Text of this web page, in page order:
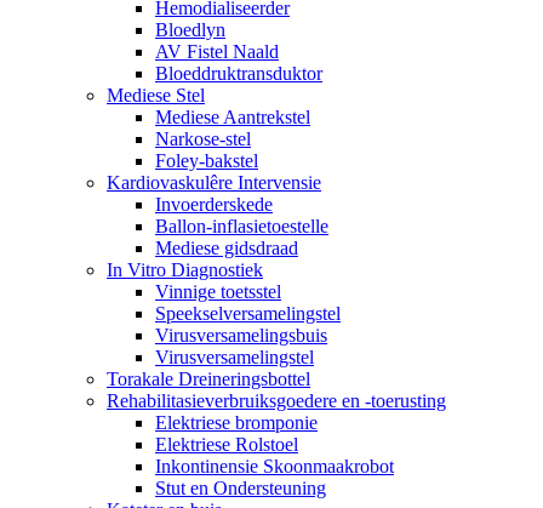
Hemodialiseerder
Bloedlyn
AV Fistel Naald
Bloeddruktransduktor
Mediese Stel
Mediese Aantrekstel
Narkose-stel
Foley-bakstel
Kardiovaskulêre Intervensie
Invoerderskede
Ballon-inflasietoestelle
Mediese gidsdraad
In Vitro Diagnostiek
Vinnige toetsstel
Speekselversamelingstel
Virusversamelingsbuis
Virusversamelingstel
Torakale Dreineringsbottel
Rehabilitasieverbruiksgoedere en -toerusting
Elektriese bromponie
Elektriese Rolstoel
Inkontinensie Skoonmaakrobot
Stut en Ondersteuning